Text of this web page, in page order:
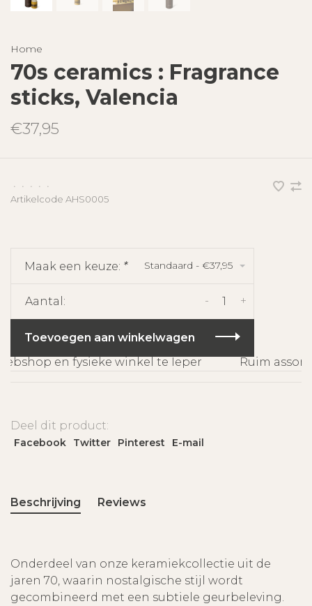
Home
70s ceramics : Fragrance
sticks, Valencia
€37,95
• • • •
•
Artikelcode AHS0005
Maak een keuze: * Standaard - €37,95
Aantal: +
-
Toevoegen aan winkelwagen
en fysieke winkel te Ieper
Ruim
Deel dit product:
Facebook Twitter Pinterest E-mail
Beschrijving Reviews
Onderdeel van onze keramiekcollectie uit de
jaren 70, waarin nostalgische stijl wordt
gecombineerd met een subtiele geurbeleving.